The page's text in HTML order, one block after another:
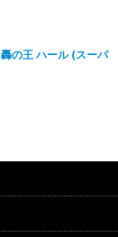
の王 ハール (スーパ